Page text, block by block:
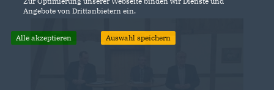
Angebote von Drittanbietern ein.
Alle akzeptieren Auswahl speichern